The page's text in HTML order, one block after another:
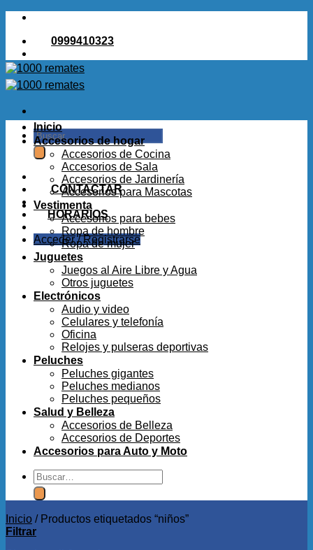
Saltar
contenido0999410323
Buscar
por:
CONTACTAR
HORARIOS
Acceder / Registrarse
Inicio
Accesorios de hogar
Accesorios de Cocina
Accesorios de Sala
Accesorios de Jardinería
Accesorios para Mascotas
Vestimenta
Accesorios para bebes
Ropa de hombre
Ropa de mujer
Juguetes
Juegos al Aire Libre y Agua
Otros juguetes
Electrónicos
Audio y video
Celulares y telefonía
Oficina
Relojes y pulseras deportivas
Peluches
Peluches gigantes
Peluches medianos
Peluches pequeños
Salud y Belleza
Accesorios de Belleza
Accesorios de Deportes
Accesorios para Auto y Moto
Buscar
por:
Inicio /Productos etiquetados “niños”
Filtrar